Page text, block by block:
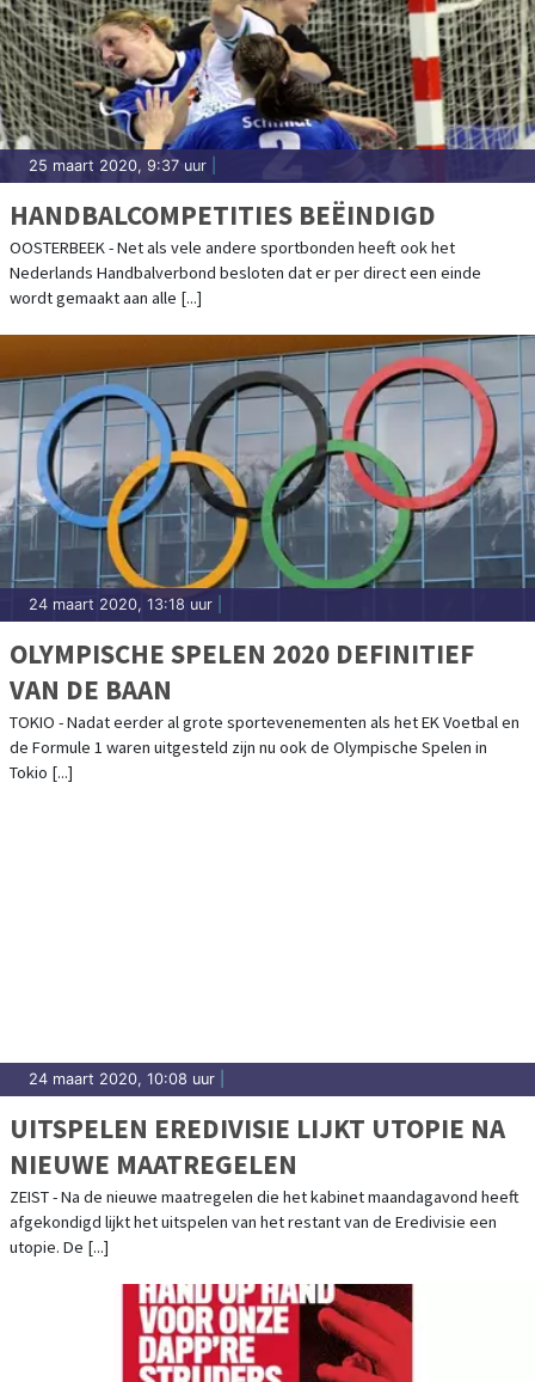
25 maart 2020, 9:37 uur
HANDBALCOMPETITIES BEËINDIGD
OOSTERBEEK - Net als vele andere sportbonden heeft ook het
Nederlands Handbalverbond besloten dat er per direct een einde
wordt gemaakt aan alle [...]
24 maart 2020, 13:18 uur
OLYMPISCHE SPELEN 2020 DEFINITIEF
VAN DE BAAN
TOKIO - Nadat eerder al grote sportevenementen als het EK Voetbal en
de Formule 1 waren uitgesteld zijn nu ook de Olympische Spelen in
Tokio [...]
24 maart 2020, 10:08 uur
UITSPELEN EREDIVISIE LIJKT UTOPIE NA
NIEUWE MAATREGELEN
ZEIST - Na de nieuwe maatregelen die het kabinet maandagavond heeft
afgekondigd lijkt het uitspelen van het restant van de Eredivisie een
utopie. De [...]